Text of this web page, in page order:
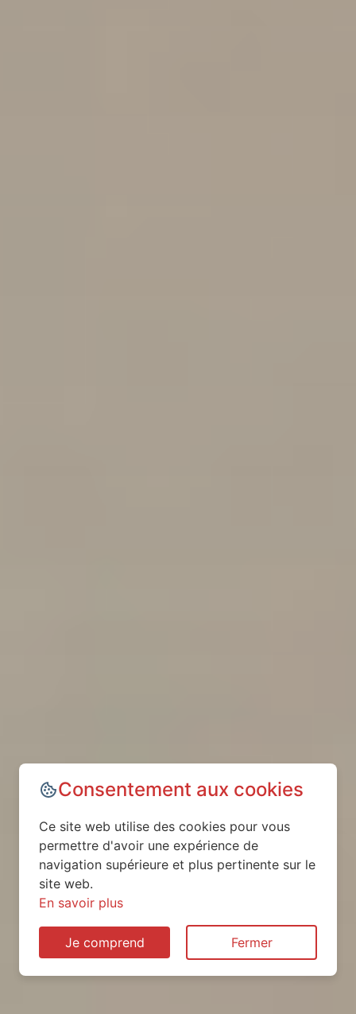
Consentement aux cookies
Ce site web utilise des cookies pour vous
permettre d'avoir une expérience de
navigation supérieure et plus pertinente sur le
site web.
En savoir plus
Je comprend Fermer